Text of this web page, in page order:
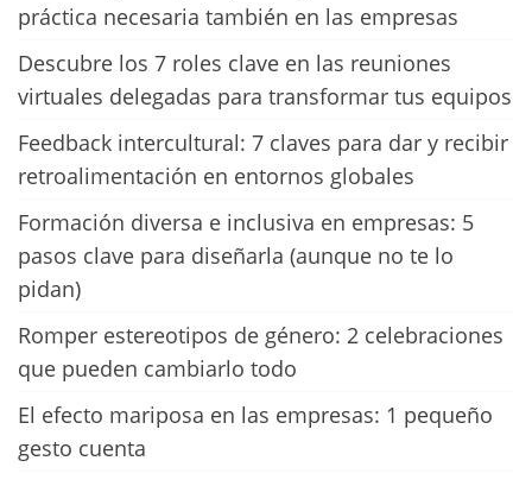
práctica necesaria también en las empresas
Descubre los 7 roles clave en las reuniones
virtuales delegadas para transformar tus equipos
Feedback intercultural: 7 claves para dar y recibir
retroalimentación en entornos globales
Formación diversa e inclusiva en empresas: 5
pasos clave para diseñarla (aunque no te lo
pidan)
Romper estereotipos de género: 2 celebraciones
que pueden cambiarlo todo
El efecto mariposa en las empresas: 1 pequeño
gesto cuenta